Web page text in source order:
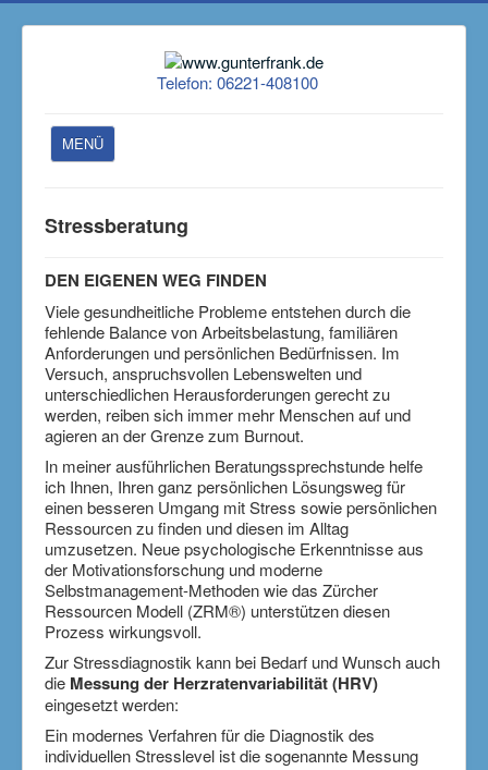
Telefon: 06221-408100
MENÜ
Kontakt
Naturheilverfahren
FX Mayr
Ernährung
Gewicht
med. Zweitmeinung
amtsärztl. Untersuchung
gesetzl. Versicherte
Aktuelles
Über mich
Impressum
Stressberatung
DEN EIGENEN WEG FINDEN
Viele gesundheitliche Probleme entstehen durch die
fehlende Balance von Arbeitsbelastung, familiären
Anforderungen und persönlichen Bedürfnissen. Im
Versuch, anspruchsvollen Lebenswelten und
unterschiedlichen Herausforderungen gerecht zu
werden, reiben sich immer mehr Menschen auf und
agieren an der Grenze zum Burnout.
In meiner ausführlichen Beratungssprechstunde helfe
ich Ihnen, Ihren ganz persönlichen Lösungsweg für
einen besseren Umgang mit Stress sowie persönlichen
Ressourcen zu finden und diesen im Alltag
umzusetzen. Neue psychologische Erkenntnisse aus
der Motivationsforschung und moderne
Selbstmanagement-Methoden wie das Zürcher
Ressourcen Modell (ZRM®) unterstützen diesen
Prozess wirkungsvoll.
Zur Stressdiagnostik kann bei Bedarf und Wunsch auch
die Messung der Herzratenvariabilität (HRV)
eingesetzt werden:
Ein modernes Verfahren für die Diagnostik des
individuellen Stresslevel ist die sogenannte Messung